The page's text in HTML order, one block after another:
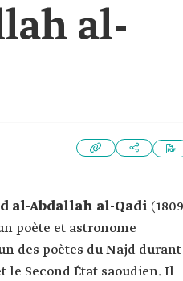
al-
al-Abdallah al-Qadi
poète et astronome
des poètes du Najd durant
le Second État saoudien. Il